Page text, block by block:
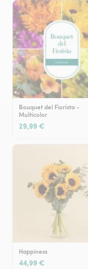
Bouquet del Fiorista -
Multicolor
29,99 €
Happiness
44,99 €